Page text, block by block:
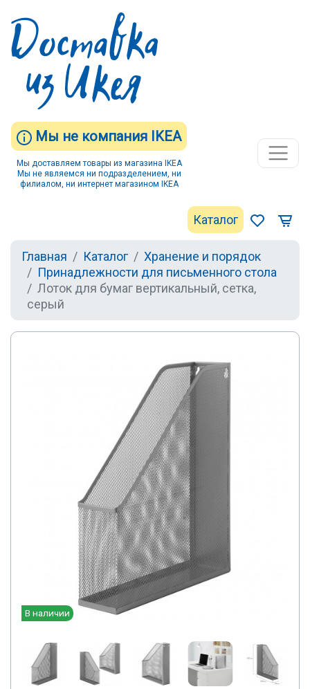
Мы не компания IKEA
Мы доставляем товары из магазина IKEA
Мы не являемся ни подразделением, ни
филиалом, ни интернет магазином IKEA
Каталог
Главная Каталог
Хранение и порядок
Принадлежности для письменного стола
Лоток для бумаг вертикальный, сетка,
серый
В наличии